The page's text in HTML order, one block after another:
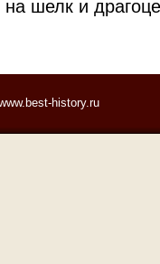
шелк и
history.ru